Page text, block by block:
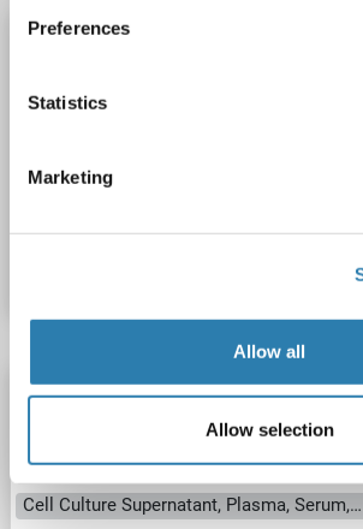
Preferences
Statistics
Marketing
Allow all
Allow selection
DSPP ELISA Kit
Competition ELISA
DSPP ELISA Kit
Reaktivität: Hund
Colorimetric
Competition ELISA
0.5-10 ng/mL
Cell Culture Supernatant, Plasma, Serum, Tissue Homogenate